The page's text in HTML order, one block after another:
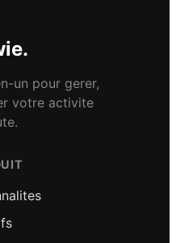
un pour gerer,
votre activite